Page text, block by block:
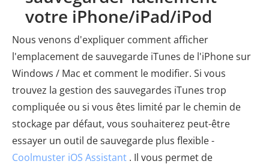
votre iPhone/iPad/iPod
Nous venons d'expliquer comment afficher
l'emplacement de sauvegarde iTunes de l'iPhone sur
Windows / Mac et comment le modifier. Si vous
trouvez la gestion des sauvegardes iTunes trop
compliquée ou si vous êtes limité par le chemin de
stockage par défaut, vous souhaiterez peut-être
essayer un outil de sauvegarde plus flexible -
Coolmuster iOS Assistant . Il vous permet de